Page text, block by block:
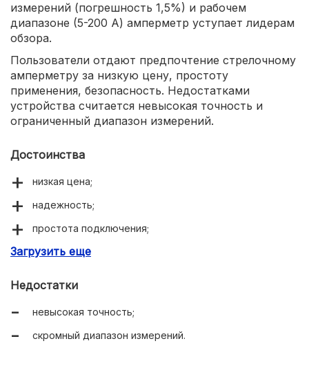
измерений (погрешность 1,5%) и рабочем
диапазоне (5-200 А) амперметр уступает лидерам
обзора.
Пользователи отдают предпочтение стрелочному
амперметру за низкую цену, простоту
применения, безопасность. Недостатками
устройства считается невысокая точность и
ограниченный диапазон измерений.
Достоинства
низкая цена;
надежность;
простота подключения;
безопасность.
Загрузить еще
Недостатки
невысокая точность;
скромный диапазон измерений.